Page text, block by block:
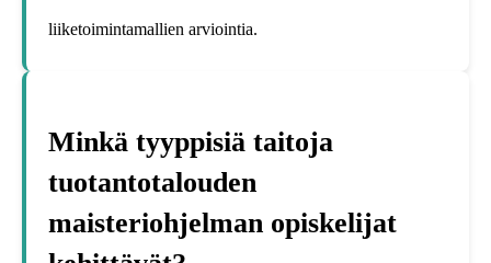
liiketoimintamallien arviointia.
Minkä tyyppisiä taitoja
tuotantotalouden
maisteriohjelman opiskelijat